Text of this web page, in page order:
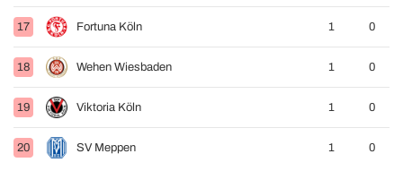
17 Fortuna Köln 1 0
18 Wehen Wiesbaden 1 0
19 Viktoria Köln 1 0
20 SV Meppen 1 0